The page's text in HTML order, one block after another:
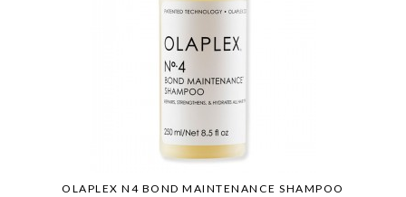
OLAPLEX N4 BOND MAINTENANCE SHAMPOO